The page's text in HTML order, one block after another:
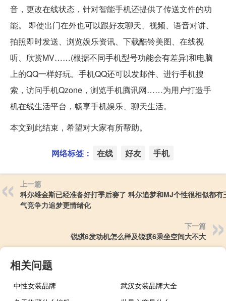
音，更改在线状态，针对智能手机还提供了传送文件的功
能。 即使出门在外也可以跟好友聊天、视频、语音对讲、
拍照即时发送、浏览娱乐资讯、下载酷铃美图、在线视
听、欣赏MV……(根据不同手机型号功能会有差异)和电脑
上的QQ一样好玩。手机QQ还可以发邮件、进行手机搜
索，访问手机Qzone，浏览手机腾讯网……为用户打造手
机在线生活平台，畅享手机娱乐、聊天生活。
本文到此结束，希望对大家有所帮助。
网络标签： 在线 好友 手机
上一篇
科尔维金斯已经准备好打季后赛了 科尔追梦和MJ个性很相似都有
气竞争力追梦更情绪化
下一篇
锐骐6发动机怎么样及锐骐6乘坐空间大不大
相关问题
中性女装品牌
武汉女装品牌大全